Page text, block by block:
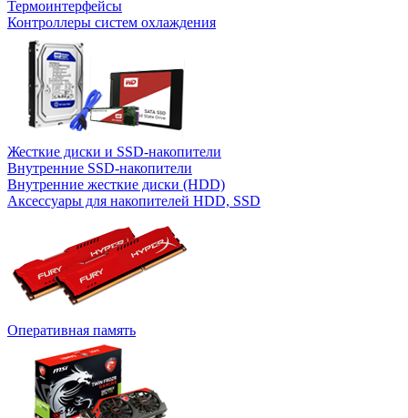
Термоинтерфейсы
Контроллеры систем охлаждения
Жесткие диски и SSD-накопители
Внутренние SSD-накопители
Внутренние жесткие диски (HDD)
Аксессуары для накопителей HDD, SSD
Оперативная память